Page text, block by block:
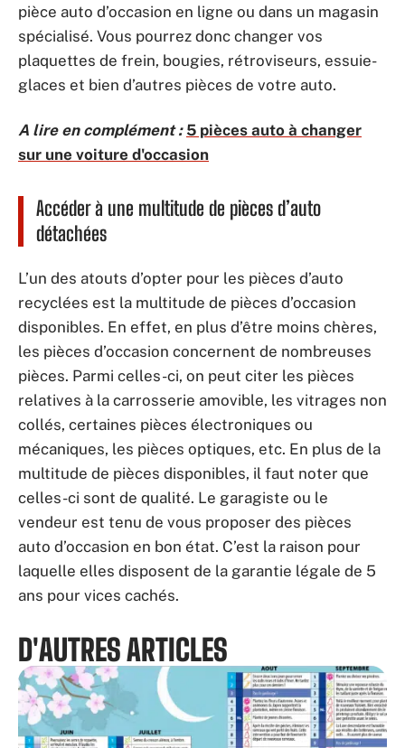
pièce auto d’occasion en ligne ou dans un magasin
spécialisé. Vous pourrez donc changer vos
plaquettes de frein, bougies, rétroviseurs, essuie-
glaces et bien d’autres pièces de votre auto.
A lire en complément : 5 pièces auto à changer
sur une voiture d'occasion
Accéder à une multitude de pièces d’auto
détachées
L’un des atouts d’opter pour les pièces d’auto
recyclées est la multitude de pièces d’occasion
disponibles. En effet, en plus d’être moins chères,
les pièces d’occasion concernent de nombreuses
pièces. Parmi celles-ci, on peut citer les pièces
relatives à la carrosserie amovible, les vitrages non
collés, certaines pièces électroniques ou
mécaniques, les pièces optiques, etc. En plus de la
multitude de pièces disponibles, il faut noter que
celles-ci sont de qualité. Le garagiste ou le
vendeur est tenu de vous proposer des pièces
auto d’occasion en bon état. C’est la raison pour
laquelle elles disposent de la garantie légale de 5
ans pour vices cachés.
D'AUTRES ARTICLES